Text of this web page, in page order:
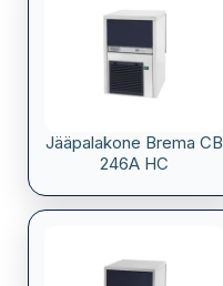
Jääpalakone Brema CB
246A HC